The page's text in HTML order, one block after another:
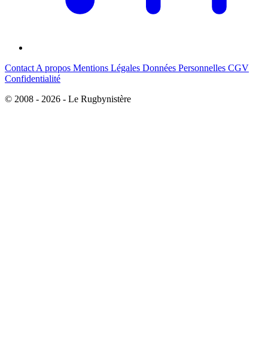
Contact A propos Mentions Légales Données Personnelles CGV
Confidentialité
© 2008 - 2026 - Le Rugbynistère